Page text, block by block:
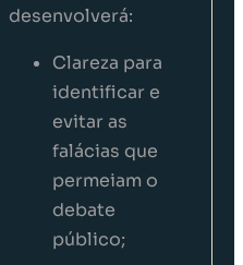
desenvolverá:
Clareza para
identificar e
evitar as
falácias que
permeiam o
debate
público;